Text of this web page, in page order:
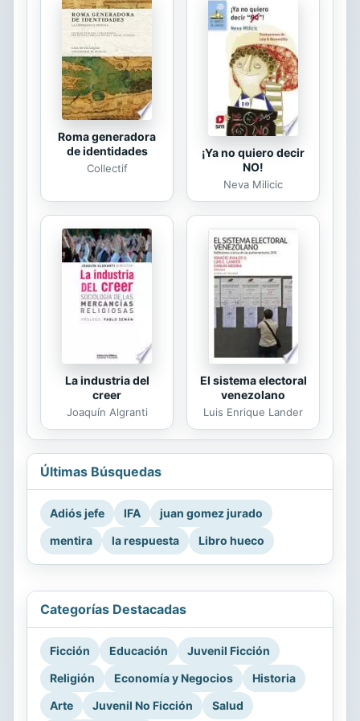
live, eat and multiply in this
educational and compelling tale
about the importance of teamwork
and a good attitude. Learn how
working together under a leader is
the key to...
Roma generadora
de identidades
Collectif
¡Ya no quiero decir
NO!
Neva Milicic
La industria del
creer
Joaquín Algranti
El sistema electoral
venezolano
Luis Enrique Lander
Últimas Búsquedas
Adiós jefe IFA
juan gomez jurado
mentira
la respuesta Libro hueco
Categorías Destacadas
Ficción Educación
Juvenil Ficción
Religión
Economía y Negocios
Historia
Arte
Juvenil No Ficción Salud